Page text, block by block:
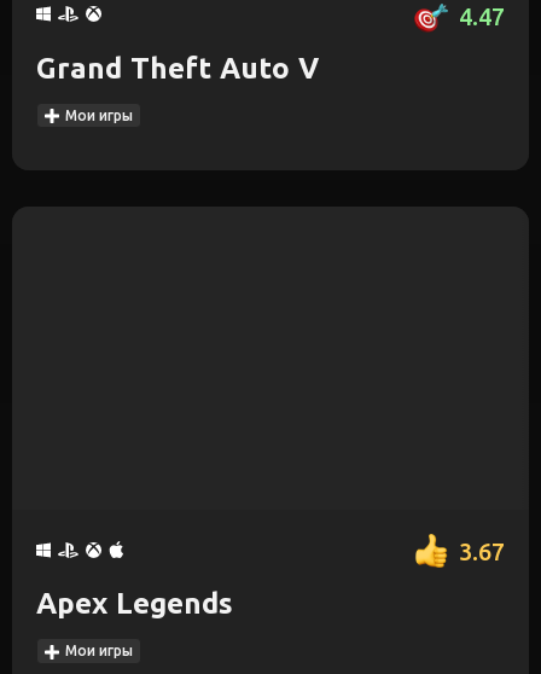
4.47
Grand Theft Auto V
Мои игры
3.67
Apex Legends
Мои игры